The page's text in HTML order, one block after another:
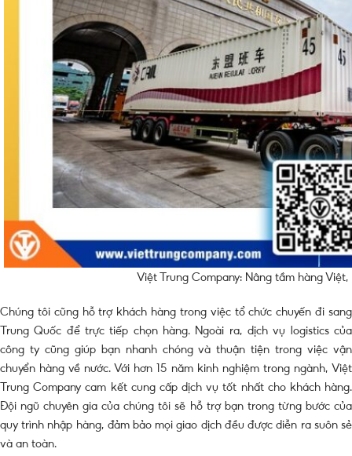
Việt Trung Company: Nâng tầm hàng
Chúng tôi cũng hỗ trợ khách hàng trong việc tổ chức chuyến đi sang
Trung Quốc để trực tiếp chọn hàng. Ngoài ra, dịch vụ logistics của
công ty cũng giúp bạn nhanh chóng và thuận tiện trong việc vận
chuyển hàng về nước. Với hơn 15 năm kinh nghiệm trong ngành, Việt
Trung Company cam kết cung cấp dịch vụ tốt nhất cho khách hàng.
Đội ngũ chuyên gia của chúng tôi sẽ hỗ trợ bạn trong từng bước của
quy trình nhập hàng, đảm bảo mọi giao dịch đều được diễn ra suôn sẻ
và an toàn.